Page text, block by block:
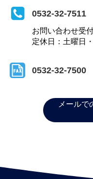
0532-32-7511
お問い合わせ受
定休日：土曜日
0532-32-7500
メールで